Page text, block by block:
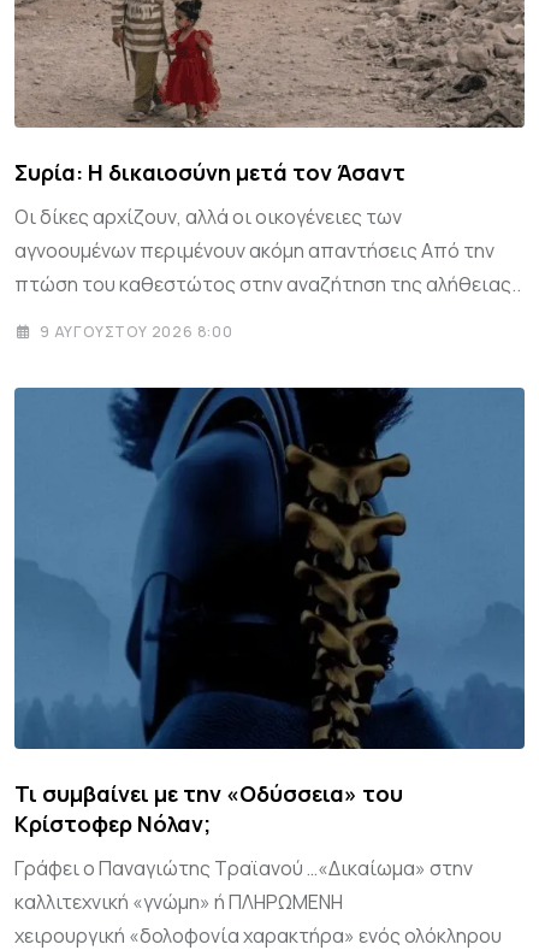
Συρία: Η δικαιοσύνη μετά τον Άσαντ
Οι δίκες αρχίζουν, αλλά οι οικογένειες των
αγνοουμένων περιμένουν ακόμη απαντήσεις Από την
πτώση του καθεστώτος στην αναζήτηση της αλήθειας..
9 ΑΥΓΟΎΣΤΟΥ 2026 8:00
Τι συμβαίνει με την «Οδύσσεια» του
Κρίστοφερ Νόλαν;
Γράφει ο Παναγιώτης Τραϊανού …«Δικαίωμα» στην
καλλιτεχνική «γνώμη» ή ΠΛΗΡΩΜΕΝΗ
χειρουργική «δολοφονία χαρακτήρα» ενός ολόκληρου